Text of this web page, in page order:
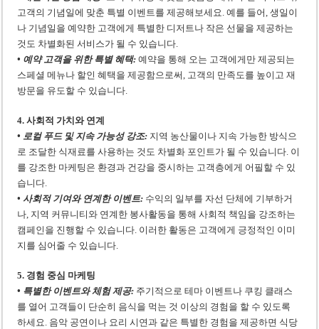
고객의 기념일에 맞춘 특별 이벤트를 제공해보세요. 예를 들어, 생일이
나 기념일을 예약한 고객에게 특별한 디저트나 작은 선물을 제공하는
것도 차별화된 서비스가 될 수 있습니다.
• 예약 고객을 위한 특별 혜택: 예약을 통해 오는 고객에게만 제공되는
스페셜 메뉴나 할인 혜택을 제공함으로써, 고객의 만족도를 높이고 재
방문을 유도할 수 있습니다.
4. 사회적 가치와 연계
• 로컬 푸드 및 지속 가능성 강조: 지역 농산물이나 지속 가능한 방식으
로 조달한 식재료를 사용하는 것도 차별화 포인트가 될 수 있습니다. 이
를 강조한 마케팅은 환경과 건강을 중시하는 고객층에게 어필할 수 있
습니다.
• 사회적 기여와 연계한 이벤트: 수익의 일부를 자선 단체에 기부하거
나, 지역 커뮤니티와 연계한 봉사활동을 통해 사회적 책임을 강조하는
캠페인을 진행할 수 있습니다. 이러한 활동은 고객에게 긍정적인 이미
지를 심어줄 수 있습니다.
5. 경험 중심 마케팅
• 특별한 이벤트와 체험 제공: 주기적으로 테마 이벤트나 쿠킹 클래스
를 열어 고객들이 단순히 음식을 먹는 것 이상의 경험을 할 수 있도록
하세요. 음악 공연이나 요리 시연과 같은 특별한 경험을 제공하면 식당